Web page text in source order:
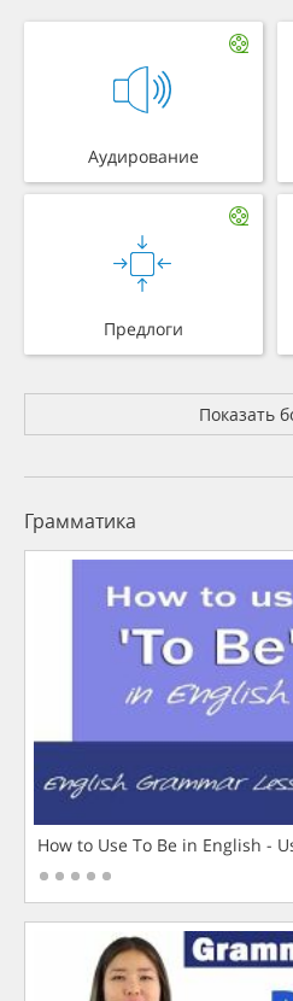
Аудирование
Предлоги
Показать
Грамматика
How to Use To Be in English -